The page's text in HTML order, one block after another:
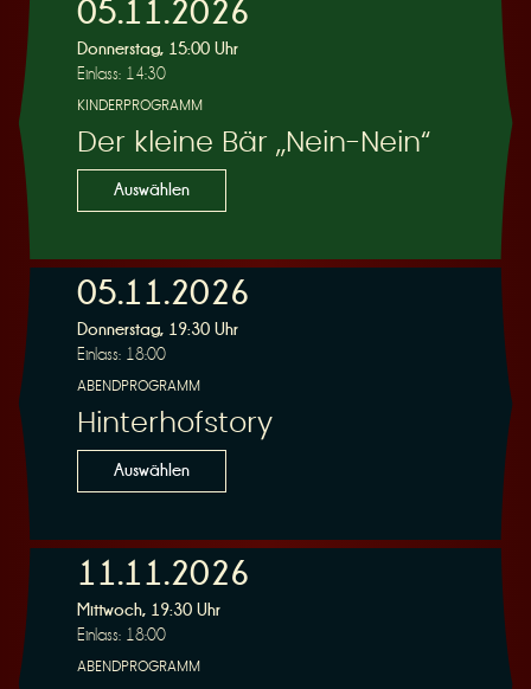
05.11.2026
Donnerstag, 15:00 Uhr
Einlass: 14:30
KINDERPROGRAMM
Der kleine Bär „Nein-Nein“
Auswählen
05.11.2026
Donnerstag, 19:30 Uhr
Einlass: 18:00
ABENDPROGRAMM
Hinterhofstory
Auswählen
11.11.2026
Mittwoch, 19:30 Uhr
Einlass: 18:00
ABENDPROGRAMM